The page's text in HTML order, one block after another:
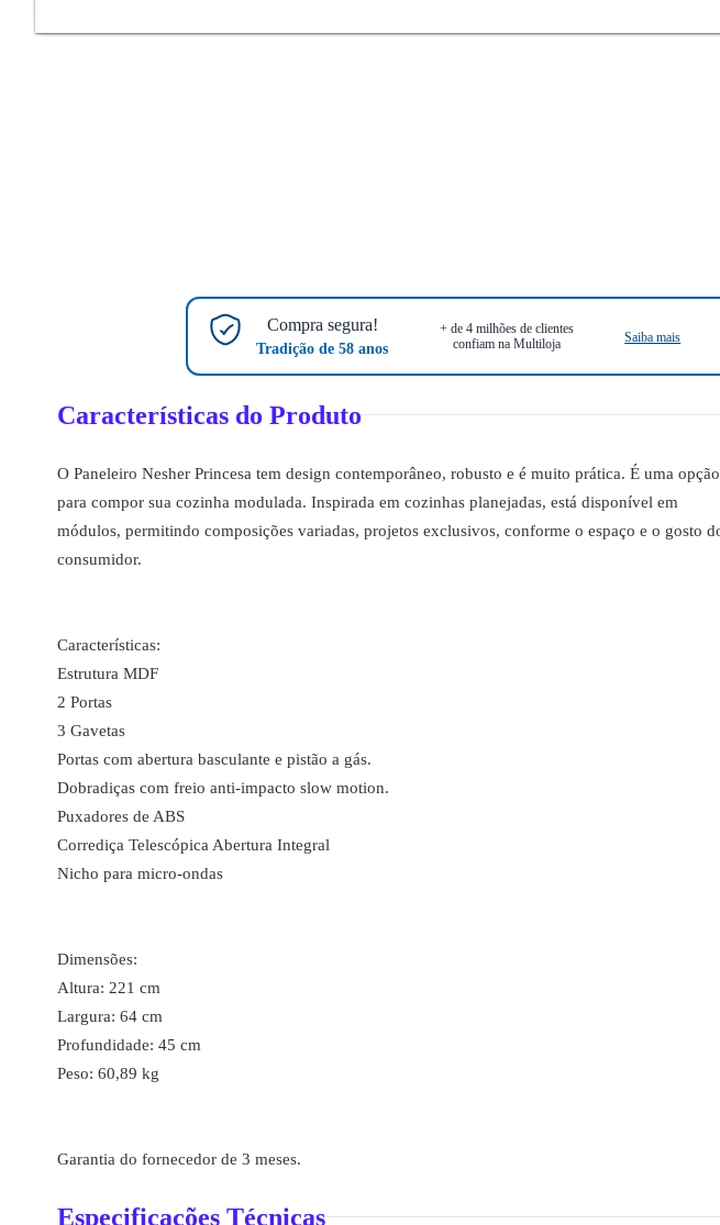
Compra segura!
Tradição de 58 anos
+ de 4 milhões de clientes
confiam na Multiloja
Saiba mais
Características do Produto
O Paneleiro Nesher Princesa tem design contemporâneo, robusto e é muito prática. É uma opção
para compor sua cozinha modulada. Inspirada em cozinhas planejadas, está disponível em
módulos, permitindo composições variadas, projetos exclusivos, conforme o espaço e o gosto
consumidor.
Características:
Estrutura MDF
2 Portas
3 Gavetas
Portas com abertura basculante e pistão a gás.
Dobradiças com freio anti-impacto slow motion.
Puxadores de ABS
Corrediça Telescópica Abertura Integral
Nicho para micro-ondas
Dimensões:
Altura: 221 cm
Largura: 64 cm
Profundidade: 45 cm
Peso: 60,89 kg
Garantia do fornecedor de 3 meses.
Especificações Técnicas